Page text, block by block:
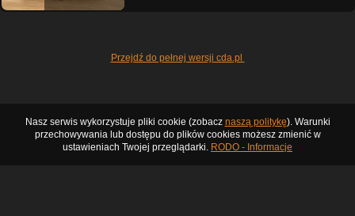
Przejdź do pełnej wersji cda.pl
Nasz serwis wykorzystuje pliki cookie (zobacz naszą politykę). Warunki
przechowywania lub dostępu do plików cookies możesz zmienić w
ustawieniach Twojej przeglądarki. RODO - Informacje